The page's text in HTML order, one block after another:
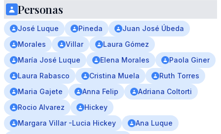
Personas
José Luque Pineda
Juan José Úbeda
Morales
Villar
Laura Gómez
María José Luque
Elena Morales
Paola Giner
Laura Rabasco
Cristina Muela
Ruth Torres
Maria Gajete
Anna Felip
Adriana Coltorti
Rocio Alvarez
Hickey
Margara Villar -Lucia Hickey
Ana Luque